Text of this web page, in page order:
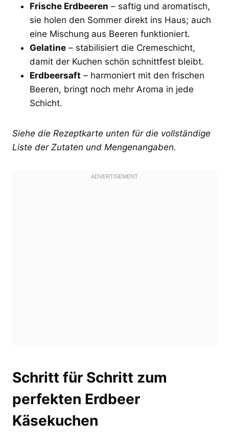
Frische Erdbeeren – saftig und aromatisch,
sie holen den Sommer direkt ins Haus; auch
eine Mischung aus Beeren funktioniert.
Gelatine – stabilisiert die Cremeschicht,
damit der Kuchen schön schnittfest bleibt.
Erdbeersaft – harmoniert mit den frischen
Beeren, bringt noch mehr Aroma in jede
Schicht.
Siehe die Rezeptkarte unten für die vollständige
Liste der Zutaten und Mengenangaben.
Schritt für Schritt zum
perfekten Erdbeer
Käsekuchen